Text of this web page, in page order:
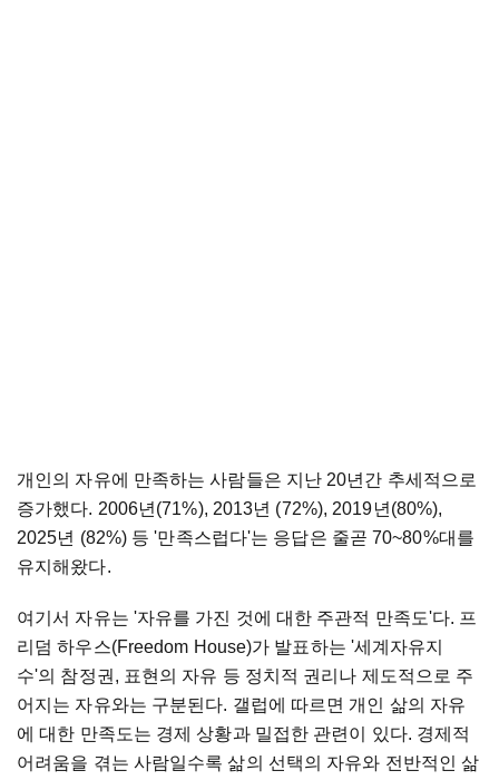
개인의 자유에 만족하는 사람들은 지난 20년간 추세적으로
증가했다. 2006년(71%), 2013년 (72%), 2019년(80%),
2025년 (82%) 등 '만족스럽다'는 응답은 줄곧 70~80%대를
유지해왔다.
여기서 자유는 '자유를 가진 것에 대한 주관적 만족도'다. 프
리덤 하우스(Freedom House)가 발표하는 '세계자유지
수'의 참정권, 표현의 자유 등 정치적 권리나 제도적으로 주
어지는 자유와는 구분된다. 갤럽에 따르면 개인 삶의 자유
에 대한 만족도는 경제 상황과 밀접한 관련이 있다. 경제적
어려움을 겪는 사람일수록 삶의 선택의 자유와 전반적인 삶